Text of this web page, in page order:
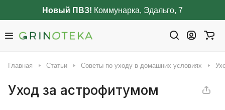
Новый ПВЗ! Коммунарка, Эдальго, 7
Главная Статьи Советы по уходу в домашних условиях
Уход за астрофитумом